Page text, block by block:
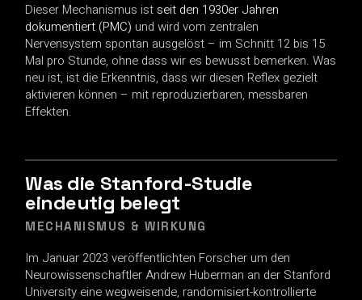
Dieser Mechanismus istseit den 1930er Jahren
dokumentiert (PMC) und wird vom zentralen
Nervensystem spontan ausgelöst – im Schnitt 12 bis 15
Mal pro Stunde, ohne dass wir es bewusst bemerken. Was
neu ist, ist die Erkenntnis, dass wir diesen Reflex gezielt
aktivieren können – mit reproduzierbaren, messbaren
Effekten.
Was die Stanford-Studie
eindeutig belegt
MECHANISMUS & WIRKUNG
Im Januar 2023 veröffentlichten Forscher um den
Neurowissenschaftler Andrew Huberman an der Stanford
University eine wegweisende, randomisiert-kontrollierte